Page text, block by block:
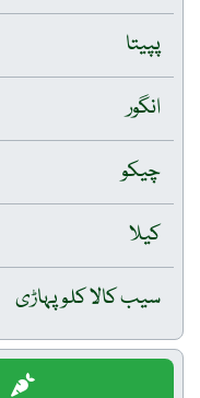
پپیتا
انگور
چیکو
کیلا
سیب کالا کلو پہاڑی